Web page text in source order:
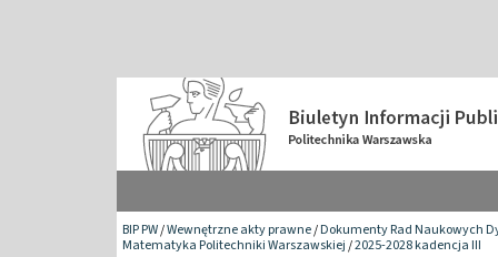
BIP PW/Wewnętrzne akty prawne/Dokumenty Rad Naukowych
Matematyka Politechniki Warszawskiej/2025-2028 kadencja III